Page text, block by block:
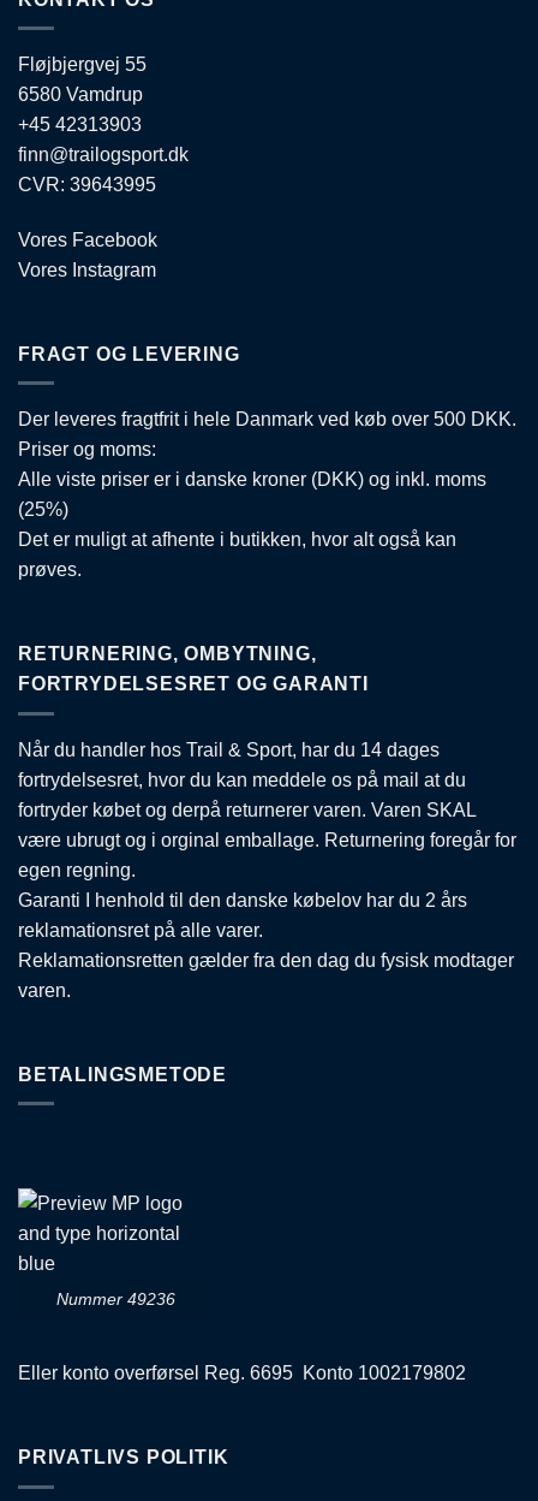
Fløjbjergvej 55
6580 Vamdrup
+45 42313903
finn@trailogsport.dk
CVR: 39643995
Vores Facebook
Vores Instagram
FRAGT OG LEVERING
Der leveres fragtfrit i hele Danmark ved køb over 500 DKK.
Priser og moms:
Alle viste priser er i danske kroner (DKK) og inkl. moms
(25%)
Det er muligt at afhente i butikken, hvor alt også kan
prøves.
RETURNERING, OMBYTNING,
FORTRYDELSESRET OG GARANTI
Når du handler hos Trail & Sport, har du 14 dages
fortrydelsesret, hvor du kan meddele os på mail at du
fortryder købet og derpå returnerer varen. Varen SKAL
være ubrugt og i orginal emballage. Returnering foregår for
egen regning.
Garanti I henhold til den danske købelov har du 2 års
reklamationsret på alle varer.
Reklamationsretten gælder fra den dag du fysisk modtager
varen.
BETALINGSMETODE
Nummer 49236
Eller konto overførsel Reg. 6695 Konto 1002179802
PRIVATLIVS POLITIK